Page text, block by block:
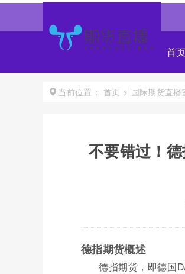
首页
当前位置： 首页 > 国际期货直播
不要错过！
德指期货概述
德指期货，即德国